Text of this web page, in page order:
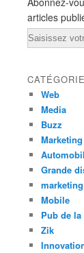
articles
Email
Web
Media
Buzz
Marketing
Grande
marketing
Mobile
Pub de
Zik